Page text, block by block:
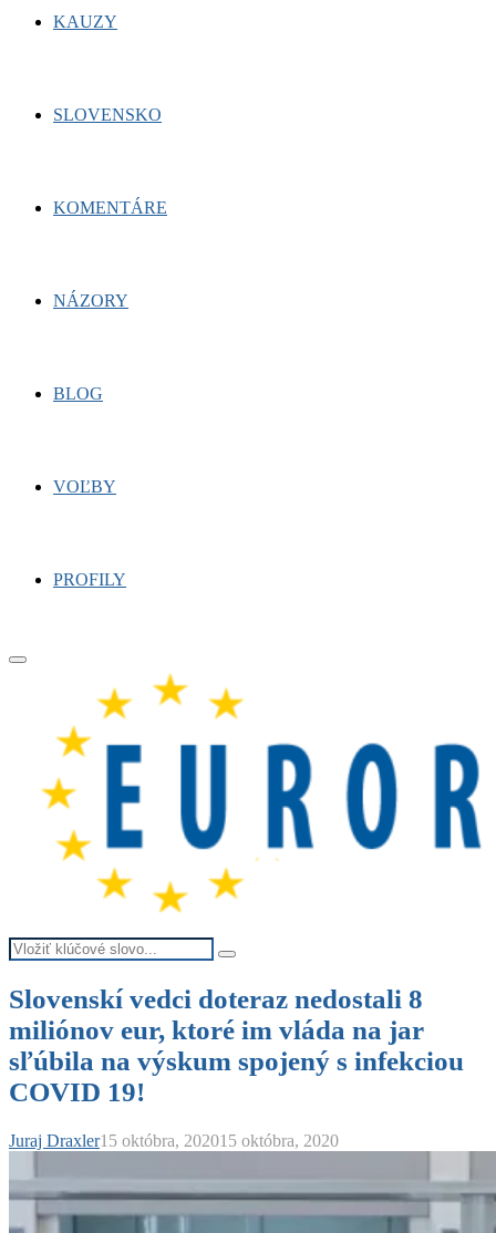
KAUZY
SLOVENSKO
KOMENTÁRE
NÁZORY
BLOG
VOĽBY
PROFILY
Primary
Search
for:
Search
Slovenskí vedci doteraz nedostali 8
miliónov eur, ktoré im vláda na jar
sľúbila na výskum spojený s infekciou
COVID 19!
Juraj Draxler15 októbra, 202015 októbra, 2020